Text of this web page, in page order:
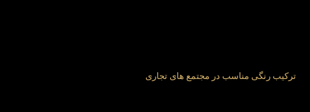
ترکیب رنگی مناسب در مجتمع های تجاری